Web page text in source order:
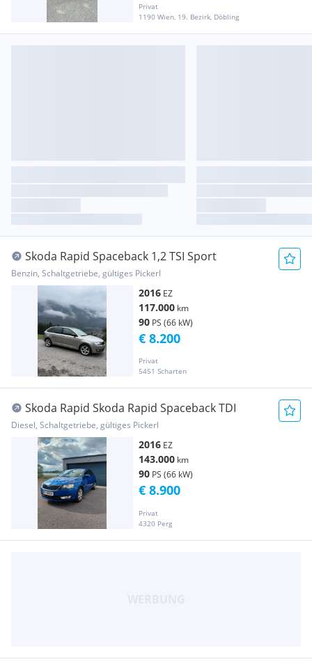
Privat
1190 Wien, 19. Bezirk, Döbling
Skoda Rapid Spaceback 1,2 TSI Sport
Benzin, Schaltgetriebe, gültiges Pickerl
2016 EZ
117.000 km
90 PS (66 kW)
Privat
5451 Scharten
€ 8.200
Skoda Rapid Skoda Rapid Spaceback TDI
Diesel, Schaltgetriebe, gültiges Pickerl
2016 EZ
143.000 km
90 PS (66 kW)
Privat
4320 Perg
€ 8.900